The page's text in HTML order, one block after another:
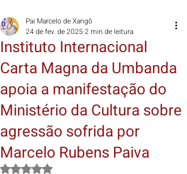
Instituto Internacional
Carta Magna da Umbanda
apoia a manifestação do
Ministério da Cultura sobre
agressão sofrida por
Marcelo Rubens Paiva
Pai Marcelo de Xangô
24 de fev. de 20252 min de leitura
Avaliado com NaN de 5 estrelas.